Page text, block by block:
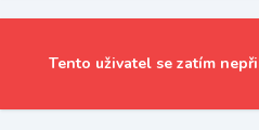
Tento uživatel se zatím